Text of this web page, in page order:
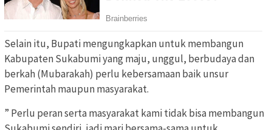
Selain itu, Bupati mengungkapkan untuk membangun
Kabupaten Sukabumi yang maju, unggul, berbudaya dan
berkah (Mubarakah) perlu kebersamaan baik unsur
Pemerintah maupun masyarakat.
” Perlu peran serta masyarakat kami tidak bisa membangun